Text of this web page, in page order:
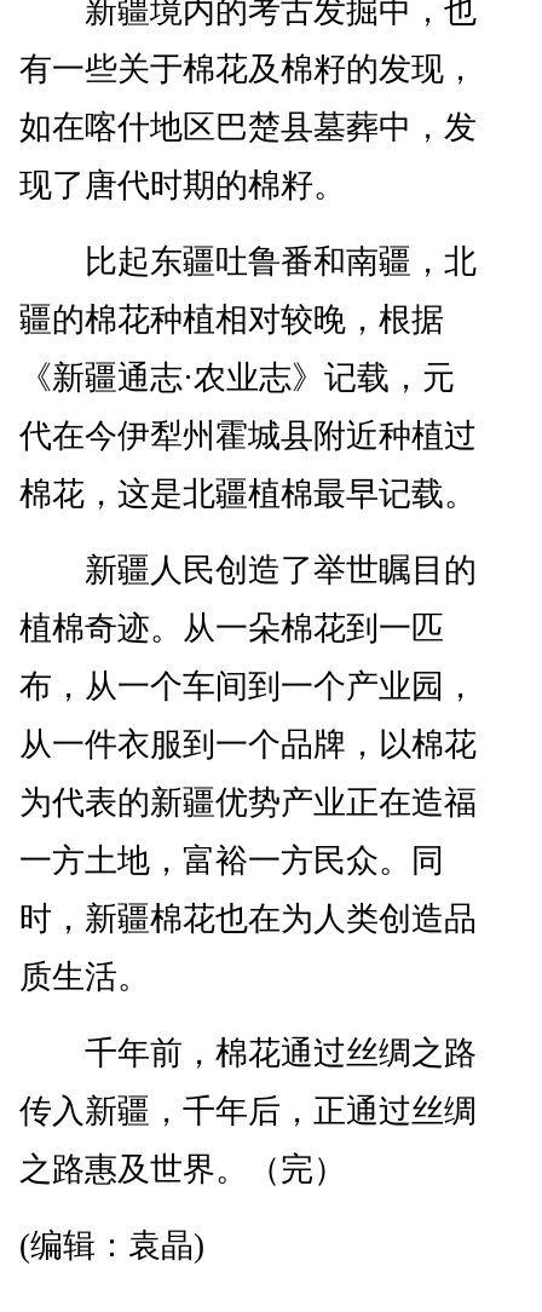
新疆境内的考古发掘中，也
有一些关于棉花及棉籽的发现，
如在喀什地区巴楚县墓葬中，发
现了唐代时期的棉籽。
比起东疆吐鲁番和南疆，北
疆的棉花种植相对较晚，根据
《新疆通志·农业志》记载，元
代在今伊犁州霍城县附近种植过
棉花，这是北疆植棉最早记载。
新疆人民创造了举世瞩目的
植棉奇迹。从一朵棉花到一匹
布，从一个车间到一个产业园，
从一件衣服到一个品牌，以棉花
为代表的新疆优势产业正在造福
一方土地，富裕一方民众。同
时，新疆棉花也在为人类创造品
质生活。
千年前，棉花通过丝绸之路
传入新疆，千年后，正通过丝绸
之路惠及世界。（完）
(编辑：袁晶)